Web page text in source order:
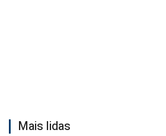
Mais lidas